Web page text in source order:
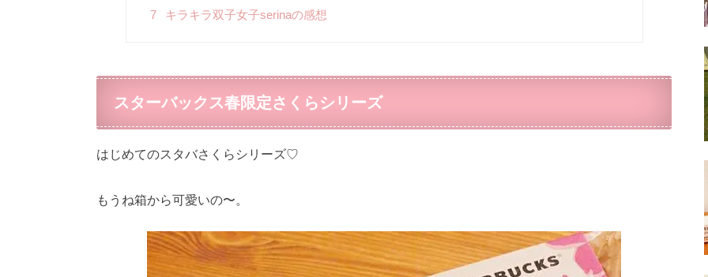
7 キラキラ双子女子serinaの感想
スターバックス春限定さくらシリーズ
はじめてのスタバさくらシリーズ♡
もうね箱から可愛いの〜。